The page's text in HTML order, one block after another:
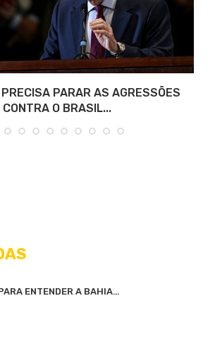
PARAR AS AGRESSÕES
CONTRA O BRASIL...
ENTENDER A BAHIA…